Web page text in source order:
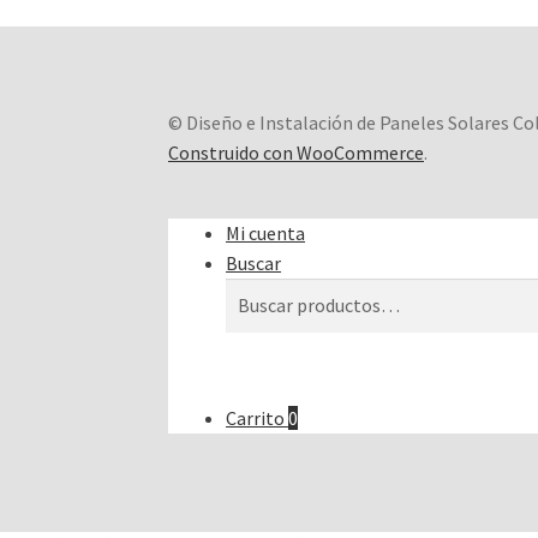
© Diseño e Instalación de Paneles Solares
Construido con WooCommerce.
Mi cuenta
Buscar
Carrito0